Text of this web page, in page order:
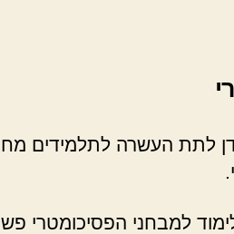
לתת העשרה לתלמידים
למבחני הפסיכומטרי